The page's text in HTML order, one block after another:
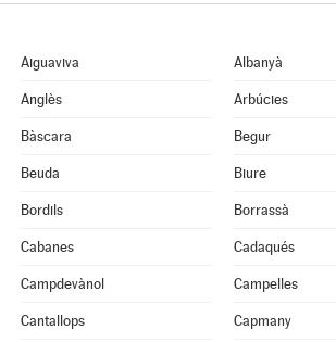
Aiguaviva Albanyà
Anglès Arbúcies
Bàscara Begur
Beuda Biure
Bordils Borrassà
Cabanes Cadaqués
Campdevànol Campelles
Cantallops Capmany